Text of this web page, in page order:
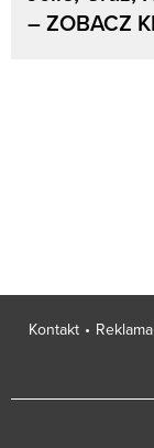
– ZOBACZ
Kontakt Reklama